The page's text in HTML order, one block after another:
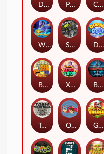
Dork Unit Pray for Three Chaos Crew 2
Wishbringer Slayers Inc Dorks of The Deep
Benny The Beer Xmas Drop Bloodthirst
Toshi Video Club OmNom Get The Cheese